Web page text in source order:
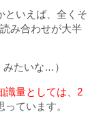
といえば、全くそ
み合わせが大半
たいな…）
識量としては、2
っています。